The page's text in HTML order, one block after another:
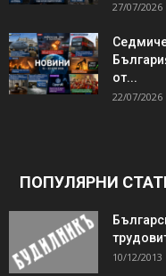
27/07/2026
от...
22/07/2026
ПОПУЛЯРНИ
10/12/2013